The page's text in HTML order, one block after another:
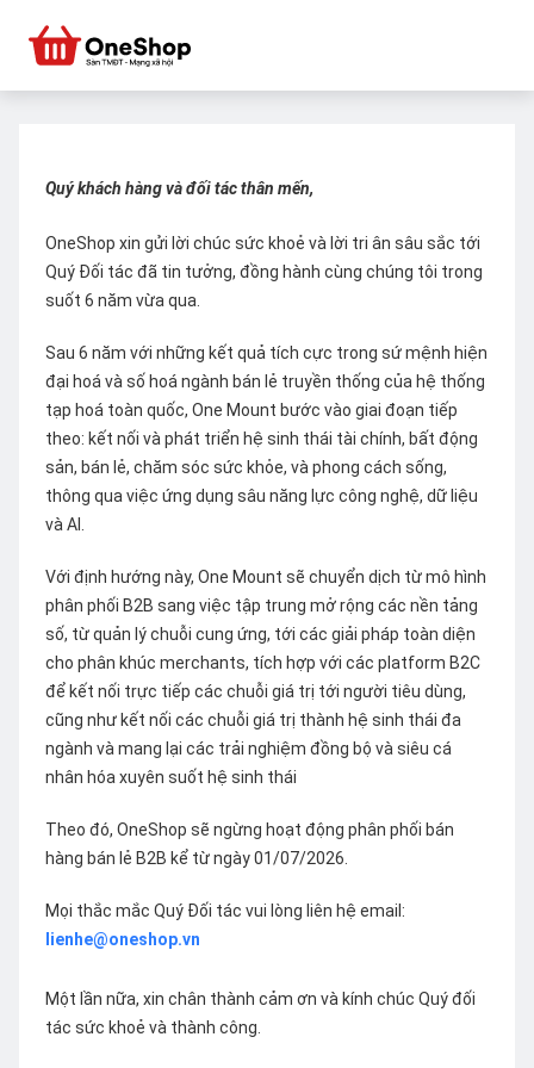
Quý khách hàng và đối tác thân mến,
OneShop xin gửi lời chúc sức khoẻ và lời tri ân sâu sắc tới
Quý Đối tác đã tin tưởng, đồng hành cùng chúng tôi trong
suốt 6 năm vừa qua.
Sau 6 năm với những kết quả tích cực trong sứ mệnh hiện
đại hoá và số hoá ngành bán lẻ truyền thống của hệ thống
tạp hoá toàn quốc, One Mount bước vào giai đoạn tiếp
theo: kết nối và phát triển hệ sinh thái tài chính, bất động
sản, bán lẻ, chăm sóc sức khỏe, và phong cách sống,
thông qua việc ứng dụng sâu năng lực công nghệ, dữ liệu
và AI.
Với định hướng này, One Mount sẽ chuyển dịch từ mô hình
phân phối B2B sang việc tập trung mở rộng các nền tảng
số, từ quản lý chuỗi cung ứng, tới các giải pháp toàn diện
cho phân khúc merchants, tích hợp với các platform B2C
để kết nối trực tiếp các chuỗi giá trị tới người tiêu dùng,
cũng như kết nối các chuỗi giá trị thành hệ sinh thái đa
ngành và mang lại các trải nghiệm đồng bộ và siêu cá
nhân hóa xuyên suốt hệ sinh thái
Theo đó, OneShop sẽ ngừng hoạt động phân phối bán
hàng bán lẻ B2B kể từ ngày 01/07/2026.
Mọi thắc mắc Quý Đối tác vui lòng liên hệ email:
lienhe@oneshop.vn
Một lần nữa, xin chân thành cảm ơn và kính chúc Quý đối
tác sức khoẻ và thành công.